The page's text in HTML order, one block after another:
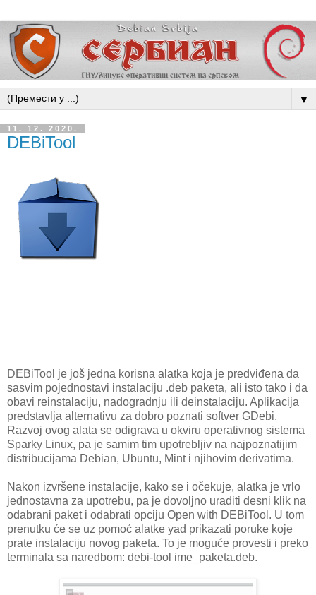
▼
11. 12. 2020.
DEBiTool
DEBiTool je još jedna korisna alatka koja je predviđena da
sasvim pojednostavi instalaciju .deb paketa, ali isto tako i da
obavi reinstalaciju, nadogradnju ili deinstalaciju. Aplikacija
predstavlja alternativu za dobro poznati softver GDebi.
Razvoj ovog alata se odigrava u okviru operativnog sistema
Sparky Linux, pa je samim tim upotrebljiv na najpoznatijim
distribucijama Debian, Ubuntu, Mint i njihovim derivatima.
Nakon izvršene instalacije, kako se i očekuje, alatka je vrlo
jednostavna za upotrebu, pa je dovoljno uraditi desni klik na
odabrani paket i odabrati opciju Open with DEBiTool. U tom
prenutku će se uz pomoć alatke yad prikazati poruke koje
prate instalaciju novog paketa. To je moguće provesti i preko
terminala sa naredbom: debi-tool ime_paketa.deb.